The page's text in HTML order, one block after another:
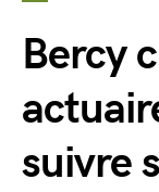
Bercy
suivre